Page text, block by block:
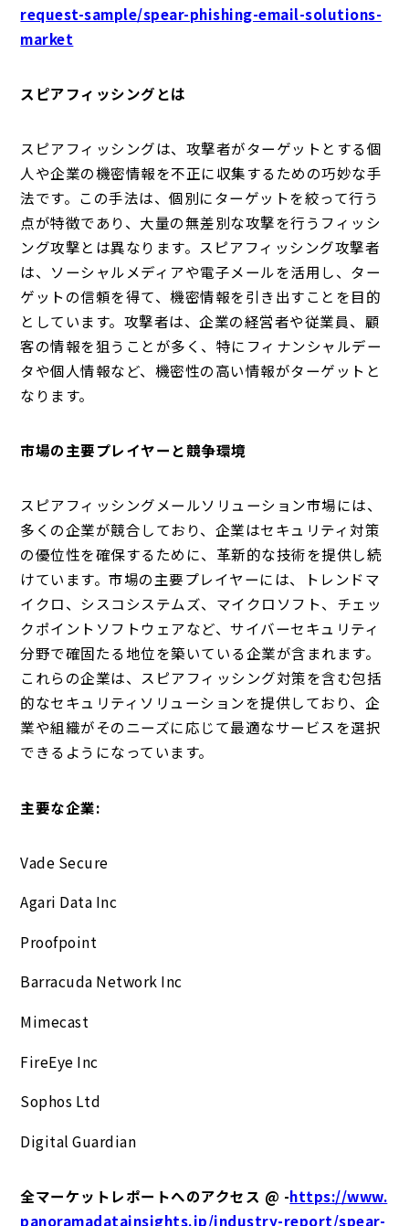
request-sample/spear-phishing-email-solutions-
market
スピアフィッシングとは
スピアフィッシングは、攻撃者がターゲットとする個
人や企業の機密情報を不正に収集するための巧妙な手
法です。この手法は、個別にターゲットを絞って行う
点が特徴であり、大量の無差別な攻撃を行うフィッシ
ング攻撃とは異なります。スピアフィッシング攻撃者
は、ソーシャルメディアや電子メールを活用し、ター
ゲットの信頼を得て、機密情報を引き出すことを目的
としています。攻撃者は、企業の経営者や従業員、顧
客の情報を狙うことが多く、特にフィナンシャルデー
タや個人情報など、機密性の高い情報がターゲットと
なります。
市場の主要プレイヤーと競争環境
スピアフィッシングメールソリューション市場には、
多くの企業が競合しており、企業はセキュリティ対策
の優位性を確保するために、革新的な技術を提供し続
けています。市場の主要プレイヤーには、トレンドマ
イクロ、シスコシステムズ、マイクロソフト、チェッ
クポイントソフトウェアなど、サイバーセキュリティ
分野で確固たる地位を築いている企業が含まれます。
これらの企業は、スピアフィッシング対策を含む包括
的なセキュリティソリューションを提供しており、企
業や組織がそのニーズに応じて最適なサービスを選択
できるようになっています。
主要な企業:
Vade Secure
Agari Data Inc
Proofpoint
Barracuda Network Inc
Mimecast
FireEye Inc
Sophos Ltd
Digital Guardian
全マーケットレポートへのアクセス @ -https://www.
panoramadatainsights.jp/industry-report/spear-